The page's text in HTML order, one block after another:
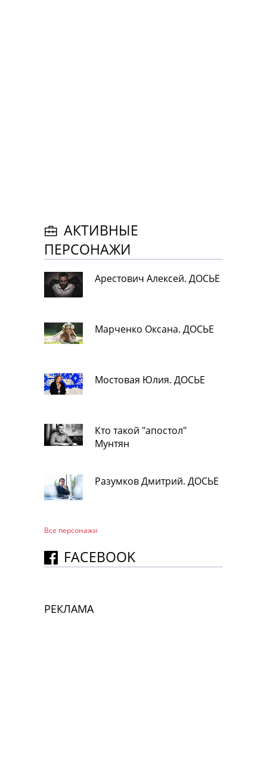
АКТИВНЫЕ
ПЕРСОНАЖИ
Арестович Алексей. ДОСЬЕ
Марченко Оксана. ДОСЬЕ
Мостовая Юлия. ДОСЬЕ
Кто такой "апостол"
Мунтян
Разумков Дмитрий. ДОСЬЕ
Все персонажи
FACEBOOK
РЕКЛАМА